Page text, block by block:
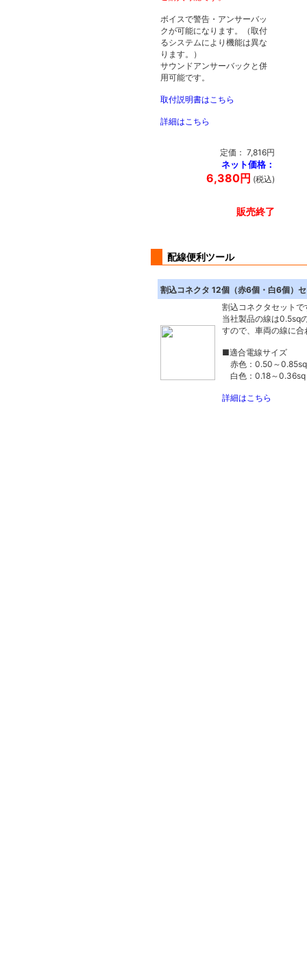
ボイスで警告・アンサーバッ
クが可能になります。（取付
るシステムにより機能は異な
ります。）
サウンドアンサーバックと併
用可能です。
取付説明書はこちら
詳細はこちら
定価： 7,816円
ネット価格：
6,380円 (税込)
販売終了
配線便利ツール
割込コネクタ 12個（赤6個・白6個
割込コネクタセットで
当社製品の線は0.5sq
すので、車両の線に
■適合電線サイズ
赤色：0.50～0.85sq
白色：0.18～0.36sq
詳細はこちら